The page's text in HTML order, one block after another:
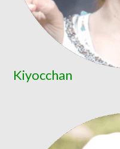
Kiyocchan